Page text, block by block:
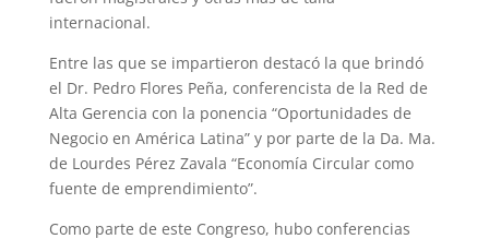
internacional.
Entre las que se impartieron destacó la que brindó
el Dr. Pedro Flores Peña, conferencista de la Red de
Alta Gerencia con la ponencia “Oportunidades de
Negocio en América Latina” y por parte de la Da. Ma.
de Lourdes Pérez Zavala “Economía Circular como
fuente de emprendimiento”.
Como parte de este Congreso, hubo conferencias